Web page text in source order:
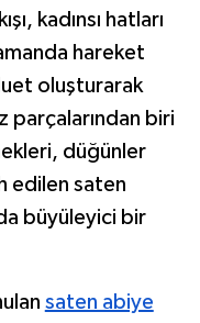
kadınsı hatları
hareket
oluşturarak
biri
düğünler
edilen saten
büyüleyici bir
saten abiye